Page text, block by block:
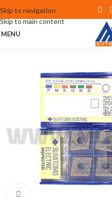
Skip to navigation
Skip to main content
MENU